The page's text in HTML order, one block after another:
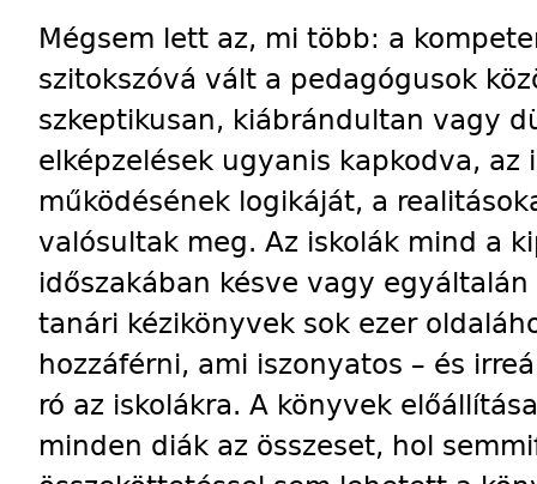
Mégsem lett az, mi több: a
szitokszóvá vált a pedagógusok
szkeptikusan, kiábrándultan vagy
elképzelések ugyanis kapkodva, az
működésének logikáját, a
valósultak meg. Az iskolák mind a
idő­szakában késve vagy
tanári kézikönyvek sok ezer
hozzáférni, ami iszonyatos – és
ró az iskolákra. A könyvek
minden diák az összeset, hol